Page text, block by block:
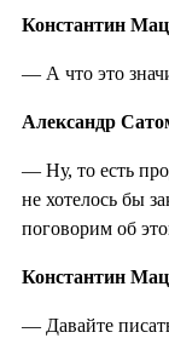
Константин
— А что это
Александр
— Ну, то есть
не хотелось бы
поговорим об
Константин
— Давайте